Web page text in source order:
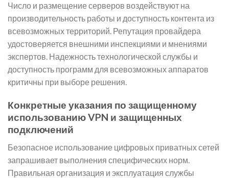
Число и размещение серверов воздействуют на
производительность работы и доступность контента из
всевозможных территорий. Репутация провайдера
удостоверяется внешними инспекциями и мнениями
экспертов. Надежность технологической службы и
доступность программ для всевозможных аппаратов
критичны при выборе решения.
Конкретные указания по защищенному
использованию VPN и защищенных
подключений
Безопасное использование цифровых приватных сетей
запрашивает выполнения специфических норм.
Правильная организация и эксплуатация службы